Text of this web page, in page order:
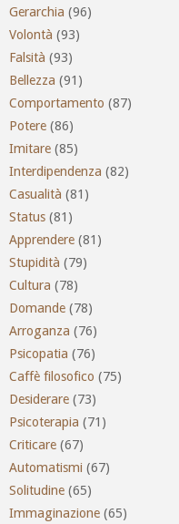
Gerarchia (96)
Volontà (93)
Falsità (93)
Bellezza (91)
Comportamento (87)
Potere (86)
Imitare (85)
Interdipendenza (82)
Casualità (81)
Status (81)
Apprendere (81)
Stupidità (79)
Cultura (78)
Domande (78)
Arroganza (76)
Psicopatia (76)
Caffè filosofico (75)
Desiderare (73)
Psicoterapia (71)
Criticare (67)
Automatismi (67)
Solitudine (65)
Immaginazione (65)